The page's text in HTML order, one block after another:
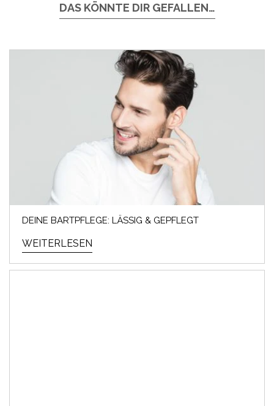
DAS KÖNNTE DIR GEFALLEN…
DEINE BARTPFLEGE: LÄSSIG & GEPFLEGT
WEITERLESEN